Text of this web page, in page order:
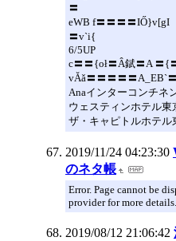
〓
eWB f〓〓〓〓IŐ}v[gI
〓v`i{
6/5UP
c〓〓{oł〓Â錻〓A 〓{
vĂǎ〓〓〓〓〓A_EB`
Anaインターコンチネ
ウェスティンホテル東
ザ・キャピトルホテル
2019/11/24 04:23:30
のネタ帳
Error. Page cannot be
provider for more
2019/08/12 21:06:42